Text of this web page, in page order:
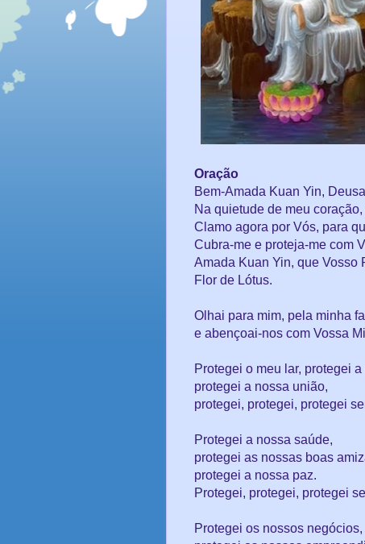
Oração
Bem-Amada Kuan Yin,
Na quietude de meu
Clamo agora por Vós, para
Cubra-me e proteja-me com
Amada Kuan Yin, que Vosso
Flor de Lótus.
Olhai para mim, pela minha
e abençoai-nos com Vossa
Protegei o meu lar, protegei
protegei a nossa união,
protegei, protegei, protegei
Protegei a nossa saúde,
protegei as nossas boas
protegei a nossa paz.
Protegei, protegei, protegei
Protegei os nossos negócios,